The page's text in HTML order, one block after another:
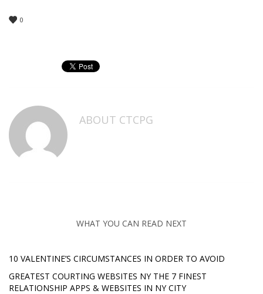
0
ABOUT CTCPG
WHAT YOU CAN READ NEXT
10 VALENTINE’S CIRCUMSTANCES IN ORDER TO AVOID
GREATEST COURTING WEBSITES NY THE 7 FINEST
RELATIONSHIP APPS & WEBSITES IN NY CITY